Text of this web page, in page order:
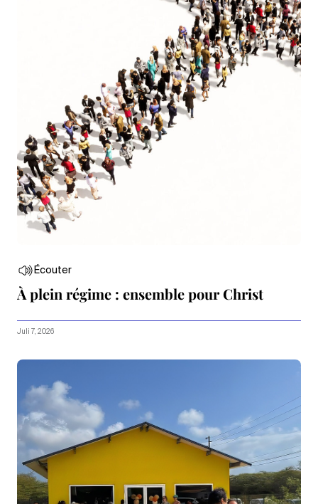
Écouter
À plein régime : ensemble pour Christ
Juli 7, 2026